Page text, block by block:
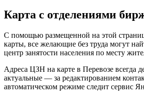
Карта с отделениями
С помощью размещенной на этой
карты, все желающие без труда могут
центр занятости населения по месту
Адреса ЦЗН на карте в Перевозе всегда
актуальные — за редактированием
автоматическом режиме следит сервис